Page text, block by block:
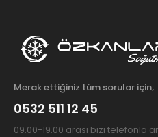
Merak ettiğiniz tüm sorular için;
0532 511 12 45
09.00-19.00 arası bizi telefonla